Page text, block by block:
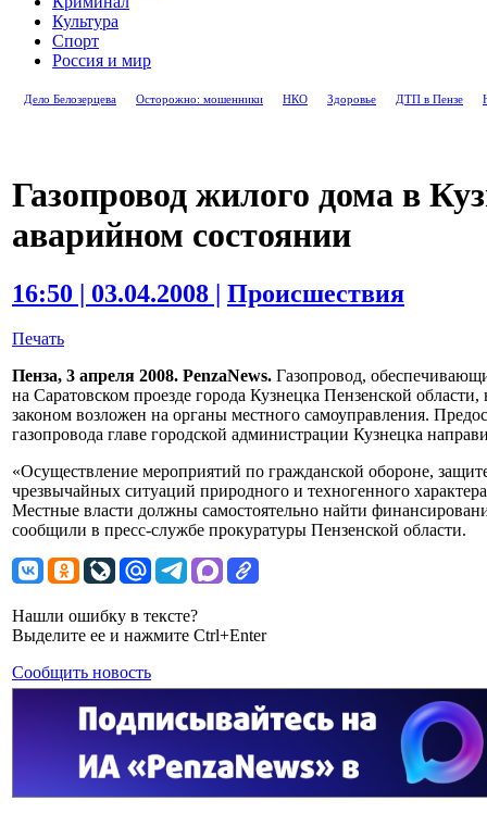
Культура
Спорт
Россия и мир
Дело Белозерцева Осторожно: мошенники НКО Здоровье ДТП в Пензе
Газопровод жилого дома в
аварийном состоянии
16:50 | 03.04.2008 | Происшествия
Печать
Пенза, 3 апреля 2008. PenzaNews. Газопровод,
на Саратовском проезде города Кузнецка Пензенской
законом возложен на органы местного самоуправления.
газопровода главе городской администрации Кузнецка
«Осуществление мероприятий по гражданской обороне,
чрезвычайных ситуаций природного и техногенного
Местные власти должны самостоятельно найти
сообщили в пресс-службе прокуратуры Пензенской области.
Нашли ошибку в тексте?
Выделите ее и нажмите Ctrl+Enter
Сообщить новость